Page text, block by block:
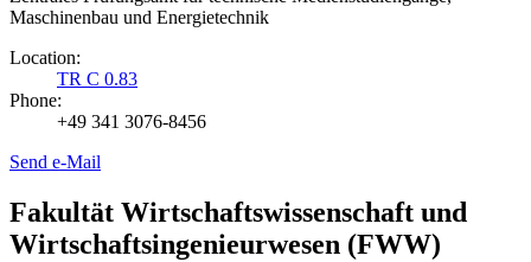
Maschinenbau und Energietechnik
Location:
TR C 0.83
Phone:
+49 341 3076-8456
Send e-Mail
Fakultät Wirtschaftswissenschaft und
Wirtschaftsingenieurwesen (FWW)